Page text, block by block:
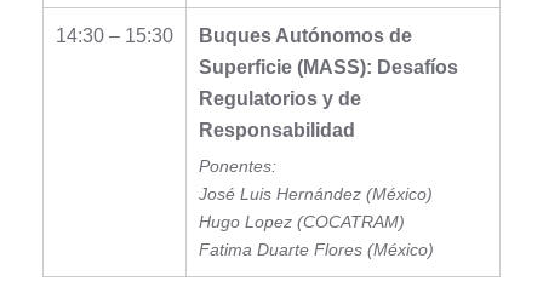
14:30 – 15:30
Buques Autónomos de
Superficie (MASS): Desafíos
Regulatorios y de
Responsabilidad
Ponentes:
José Luis Hernández (México)
Hugo Lopez (COCATRAM)
Fatima Duarte Flores (México)